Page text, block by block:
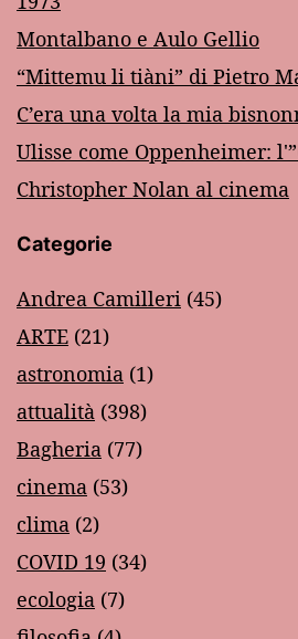
Montalbano e Aulo Gellio
“Mittemu li tiàni” di Pietro
C’era una volta la mia
Ulisse come Oppenheimer:
Christopher Nolan al cinema
Categorie
Andrea Camilleri (45)
ARTE (21)
astronomia (1)
attualità (398)
Bagheria (77)
cinema (53)
clima (2)
COVID 19 (34)
ecologia (7)